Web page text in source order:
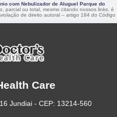
com Nebulizador de Aluguel Parque do
parcial ou total, mesmo citando nossos links, é
de direito autoral – artigo 184 do Código
Care
Jundiai - CEP: 13214-560